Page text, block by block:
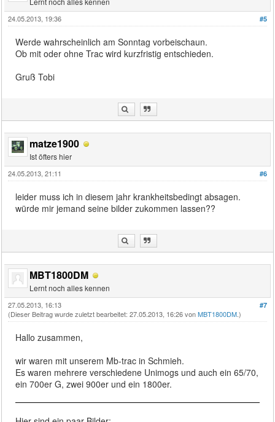
#5
24.05.2013, 19:36
Werde wahrscheinlich am Sonntag vorbeischaun.
Ob mit oder ohne Trac wird kurzfristig entschieden.
Gruß Tobi
matze1900
Ist öfters hier
#6
24.05.2013, 21:11
leider muss ich in diesem jahr krankheitsbedingt absagen.
würde mir jemand seine bilder zukommen lassen??
MBT1800DM
Lernt noch alles kennen
#7
27.05.2013, 16:13
(Dieser Beitrag wurde zuletzt bearbeitet: 27.05.2013, 16:26 vonMBT1800DM.)
Hallo zusammen,
wir waren mit unserem Mb-trac in Schmieh.
Es waren mehrere verschiedene Unimogs und auch ein 65/70,
ein 700er G, zwei 900er und ein 1800er.